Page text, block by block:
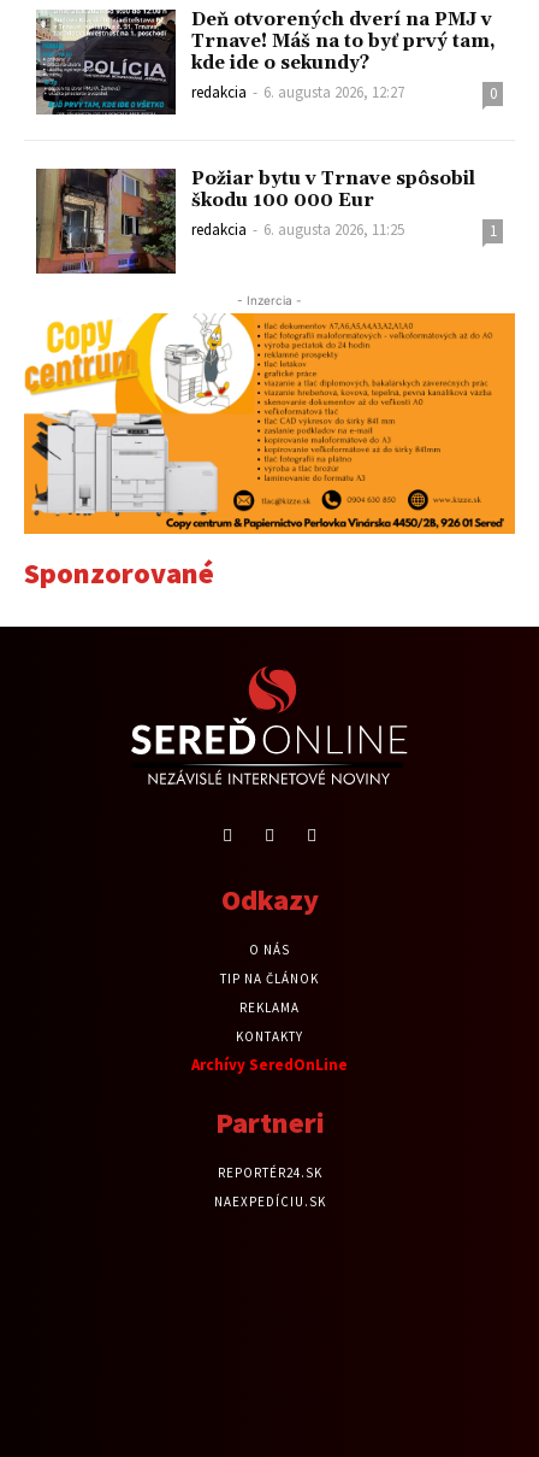
Deň otvorených dverí na PMJ v
Trnave! Máš na to byť prvý tam,
kde ide o sekundy?
redakcia - 6. augusta 2026, 12:27 0
Požiar bytu v Trnave spôsobil
škodu 100 000 Eur
redakcia - 6. augusta 2026, 11:25 1
- Inzercia -
Sponzorované
Odkazy
O NÁS
TIP NA ČLÁNOK
REKLAMA
KONTAKTY
Archívy SeredOnLine
Partneri
REPORTÉR24.SK
NAEXPEDÍCIU.SK